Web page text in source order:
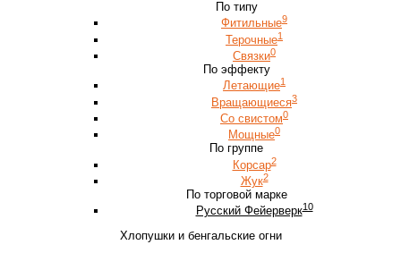
По типу
Фитильные9
Терочные1
Связки0
По эффекту
Летающие1
Вращающиеся3
Со свистом0
Мощные0
По группе
Корсар2
Жук2
По торговой марке
Русский Фейерверк10
Хлопушки и бенгальские огни